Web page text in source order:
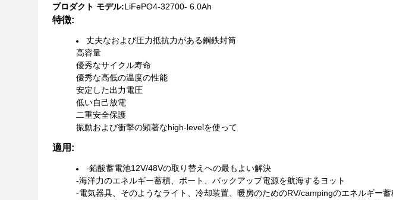
プロダクト モデル:LiFePO4-32700- 6.0Ah
特徴:
丈夫なおよび圧力抵抗力がある鋼鉄封筒
高容量
優秀なサイクル寿命
優秀な高低の温度の性能
安定した出力電圧
低い自己放電
二重安全保護
振動および衝撃の顕著なhigh-levelを使って
適用:
-鉛酸蓄電池12V/48Vの取り替えへの最もよい解決
-海洋力のエネルギー蓄積、ボート、バックアップ電源を航海するヨット
-電気器具、そのようなライト、冷却装置、暖房のためのRV/campingのエネルギー蓄